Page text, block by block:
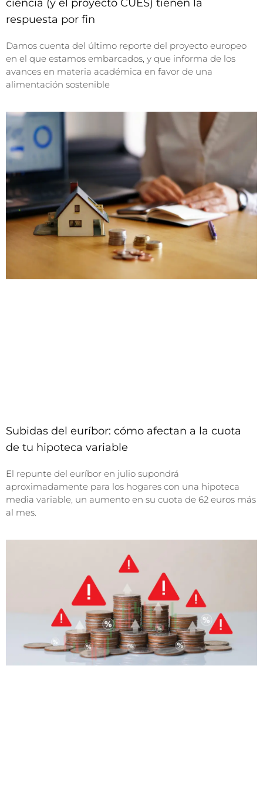
ciencia (y el proyecto CUES) tienen la
respuesta por fin
Damos cuenta del último reporte del proyecto europeo
en el que estamos embarcados, y que informa de los
avances en materia académica en favor de una
alimentación sostenible
Subidas del euríbor: cómo afectan a la cuota
de tu hipoteca variable
El repunte del euríbor en julio supondrá
aproximadamente para los hogares con una hipoteca
media variable, un aumento en su cuota de 62 euros más
al mes.